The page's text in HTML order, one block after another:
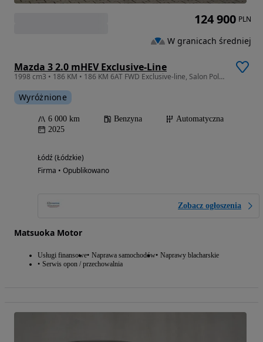
Mazda 3 2.0 mHEV Exclusive-Line
1998 cm3 • 186 KM • 186 KM 6AT FWD Exclusive-line, Salon Polska, FV 23%
Wyróżnione
6 000 km Benzyna
Automatyczna
2025
Łódź (Łódzkie)
Firma • Opublikowano
Zobacz ogłoszenia
Matsuoka Motor
Usługi finansowe Naprawa samochodów Naprawy blacharskie
Serwis opon / przechowalnia
124 900 PLN
W granicach średniej